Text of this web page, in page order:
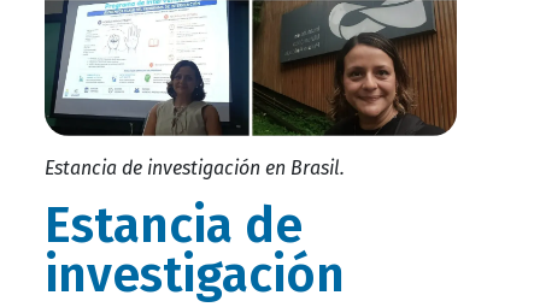
Estancia de investigación en Brasil.
Estancia de
investigación